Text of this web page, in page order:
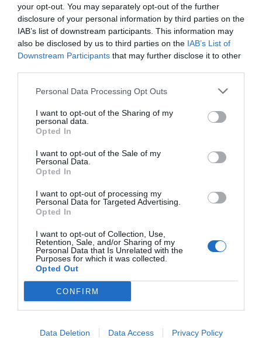
your opt-out. You may separately opt-out of the further
disclosure of your personal information by third parties on the
IAB’s list of downstream participants. This information may
also be disclosed by us to third parties on the IAB’s List of
Downstream Participants that may further disclose it to other
Personal Data Processing Opt Outs
I want to opt-out of the Sharing of my
personal data.
Opted In
I want to opt-out of the Sale of my
Personal Data.
Opted In
I want to opt-out of processing my
Personal Data for Targeted Advertising.
Opted In
I want to opt-out of Collection, Use,
Retention, Sale, and/or Sharing of my
Personal Data that Is Unrelated with the
Purposes for which it was collected.
Opted Out
CONFIRM
Data Deletion Data Access Privacy Policy